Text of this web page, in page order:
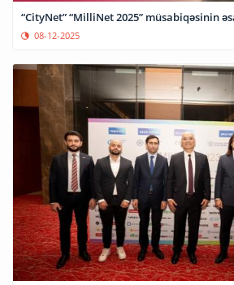
“CityNet” “MilliNet 2025” müsabiqəsinin
08-12-2025